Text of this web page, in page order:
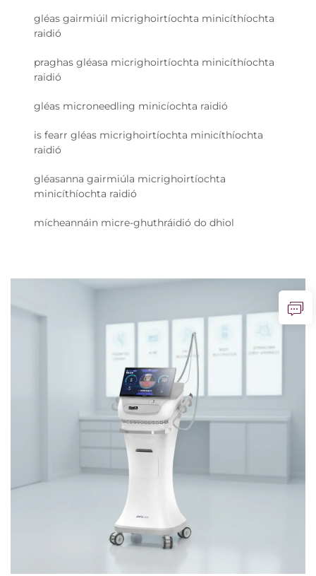
gléas gairmiúil micrighoirtíochta minicíthíochta
raidió
praghas gléasa micrighoirtíochta minicíthíochta
raidió
gléas microneedling minicíochta raidió
is fearr gléas micrighoirtíochta minicíthíochta
raidió
gléasanna gairmiúla micrighoirtíochta
minicíthíochta raidió
mícheannáin micre-ghuthráidió do dhiol